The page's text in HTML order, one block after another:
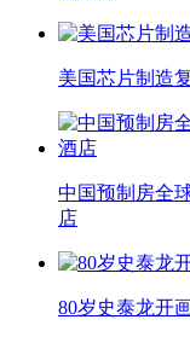
美国芯片制造
中国预制房全
店
80岁史泰龙开